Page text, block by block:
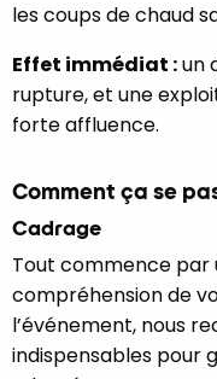
les coups de chaud
Effet immédiat :un
rupture, et une
forte affluence.
Comment ça se
Cadrage
Tout commence par
compréhension de
l’événement, nous
indispensables pour